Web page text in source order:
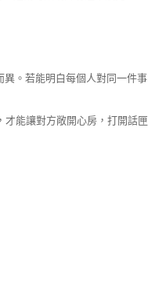
。若能明白每個人對同一件事
才能讓對方敞開心房，打開話匣